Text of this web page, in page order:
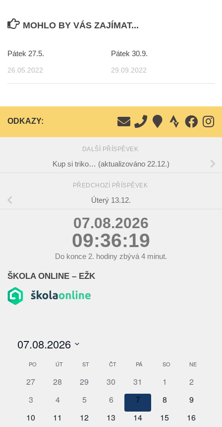
MOHLO BY VÁS ZAJÍMAT...
Pátek 27.5.
26.05.2022
Pátek 30.9.
29.09.2022
ODKAZY:
DALŠÍ PŘÍSPĚVEK
Kup si triko… (aktualizováno 22.12.)
PŘEDCHOZÍ PŘÍSPĚVEK
Úterý 13.12.
07.08.2026
09:36:20
Do konce 2. hodiny zbývá 4 minut.
ŠKOLA ONLINE – EŽK